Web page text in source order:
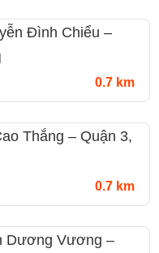
Đình Chiểu –
0.7 km
Thắng – Quận 3,
0.7 km
Dương Vương –